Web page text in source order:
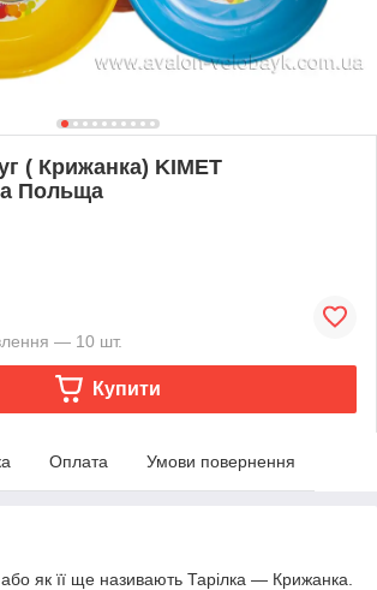
( Крижанка) KIMET
Польща
— 10 шт.
Купити
Оплата Умови повернення
як її ще називають Тарілка — Крижанка.